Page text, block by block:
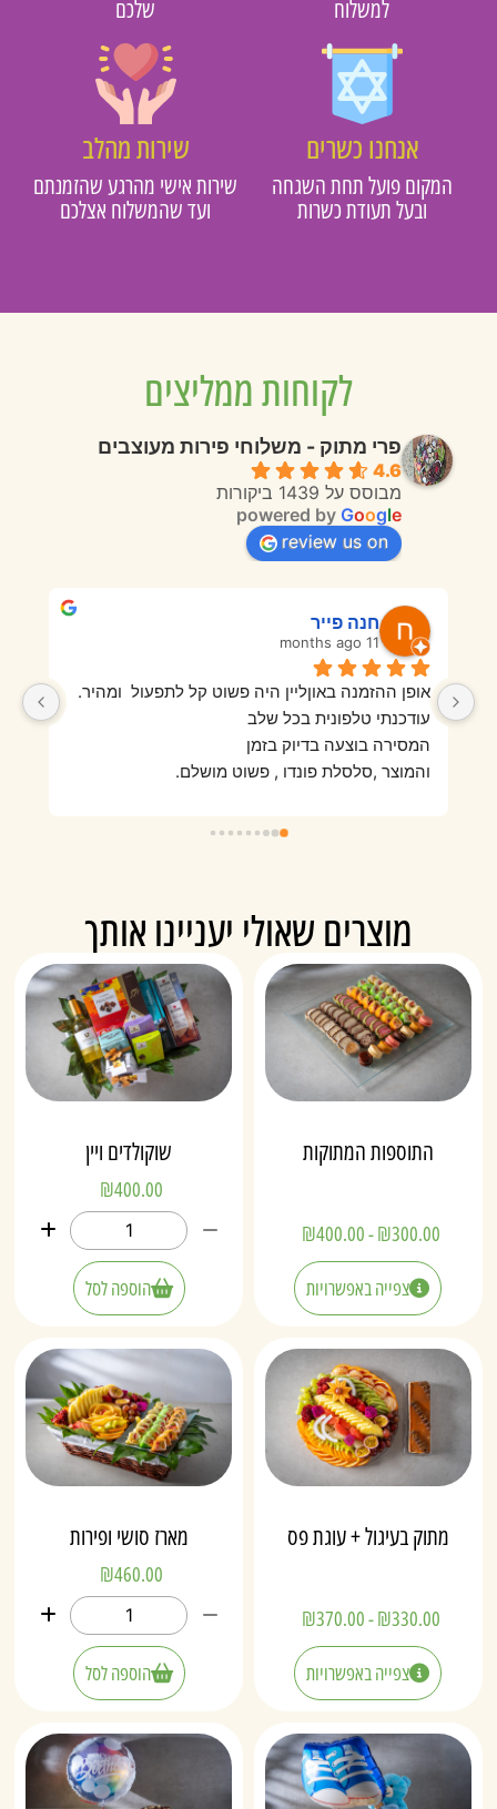
למשלוח שלכם
אנחנו כשרים
המקום פועל תחת השגחה
ובעל תעודת כשרות
שירות מהלב
שירות אישי מהרגע שהזמנתם
ועד שהמשלוח אצלכם
לקוחות ממליצים
פרי מתוק - משלוחי פירות מעוצבים
4.6
מבוסס על 1439 ביקורות
powered byGoogle
review us on
חנה פייר
11 months ago
אופן ההזמנה באוןליין היה פשוט קל לתפעול  ומהיר.
עודכנתי טלפונית בכל שלב
המסירה בוצעה בדיוק בזמן
והמוצר ,סלסלת פונדו , פשוט מושלם.
מוצרים שאולי יעניינו אותך
התוספות המתוקות
₪300.00
-
₪400.00
צפייה באפשרויות
שוקולדים ויין
₪400.00
הוספה לסל
מתוק בעיגול + עוגת פס
₪330.00
-
₪370.00
צפייה באפשרויות
מארז סושי ופירות
₪460.00
הוספה לסל